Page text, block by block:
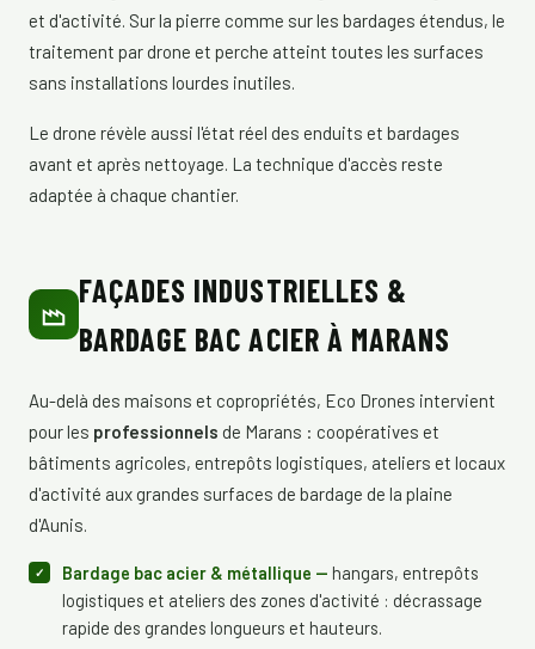
et d'activité. Sur la pierre comme sur les bardages étendus, le
traitement par drone et perche atteint toutes les surfaces
sans installations lourdes inutiles.
Le drone révèle aussi l'état réel des enduits et bardages
avant et après nettoyage. La technique d'accès reste
adaptée à chaque chantier.
FAÇADES INDUSTRIELLES &
BARDAGE BAC ACIER À MARANS
Au-delà des maisons et copropriétés, Eco Drones intervient
pour les professionnels de Marans : coopératives et
bâtiments agricoles, entrepôts logistiques, ateliers et locaux
d'activité aux grandes surfaces de bardage de la plaine
d'Aunis.
Bardage bac acier & métallique — hangars, entrepôts
logistiques et ateliers des zones d'activité : décrassage
rapide des grandes longueurs et hauteurs.